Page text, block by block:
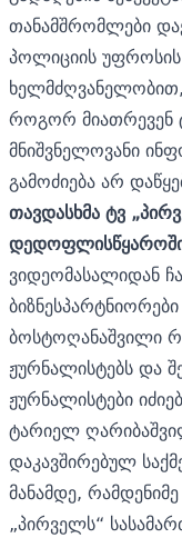
თანამშრომლები
პოლიციის
როგორ მიათრევენ
მნიშვნელოვანი
გამოძიება არ
თავდასხმა ტვ
ვიდეომასალიდან
ბოსტოღანაშვილი
ჟურნალისტებს და
ჟურნალისტები
ტარიელ
დაკავშირებულ
მანამდე,
„პირველს“